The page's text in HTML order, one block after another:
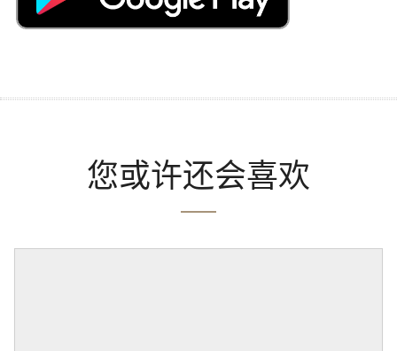
您或许还会喜欢